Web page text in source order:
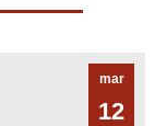
mar
12